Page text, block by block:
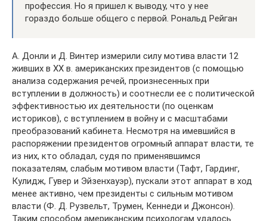
профессия. Но я пришел к выводу, что у нее
гораздо больше общего с первой. Рональд Рейган
А. Донли и Д. Винтер измерили силу мотива власти 12
живших в XX в. американских президентов (с помощью
анализа содержания речей, произнесенных при
вступлении в должность) и соотнесли ее с политической
эффективностью их деятельности (по оценкам
историков), с вступлением в войну и с масштабами
преобразований кабинета. Несмотря на имевшийся в
распоряжении президентов огромный аппарат власти, те
из них, кто обладал, судя по применявшимся
показателям, слабым мотивом власти (Тафт, Гардинг,
Кулидж, Гувер и Эйзенхауэр), пускали этот аппарат в ход
менее активно, чем президенты с сильным мотивом
власти (Ф. Д. Рузвельт, Трумен, Кеннеди и Джонсон).
Таким способом американским психологам удалось